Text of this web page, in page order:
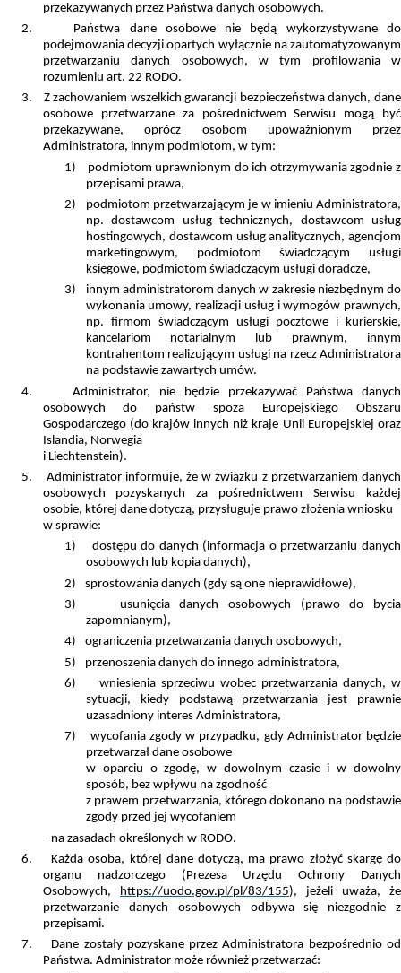
przekazywanych przez Państwa danych osobowych.
2.
Państwa dane osobowe nie będą wykorzystywane do
podejmowania decyzji opartych wyłącznie na zautomatyzowanym
przetwarzaniu danych osobowych, w tym profilowania w
rozumieniu art. 22 RODO.
3.
Z zachowaniem wszelkich gwarancji bezpieczeństwa danych, dane
osobowe przetwarzane za pośrednictwem Serwisu mogą być
przekazywane, oprócz osobom upoważnionym przez
Administratora, innym podmiotom, w tym:
1)
podmiotom uprawnionym do ich otrzymywania zgodnie z
przepisami prawa,
2)
podmiotom przetwarzającym je w imieniu Administratora,
np. dostawcom usług technicznych, dostawcom usług
hostingowych, dostawcom usług analitycznych, agencjom
marketingowym, podmiotom świadczącym usługi
księgowe, podmiotom świadczącym usługi doradcze,
3)
innym administratorom danych w zakresie niezbędnym do
wykonania umowy, realizacji usług i wymogów prawnych,
np. firmom świadczącym usługi pocztowe i kurierskie,
kancelariom notarialnym lub prawnym, innym
kontrahentom realizującym usługi na rzecz Administratora
na podstawie zawartych umów.
4.
Administrator, nie będzie przekazywać Państwa danych
osobowych do państw spoza Europejskiego Obszaru
Gospodarczego (do krajów innych niż kraje Unii Europejskiej oraz
Islandia, Norwegia
i Liechtenstein).
5.
Administrator informuje, że w związku z przetwarzaniem danych
osobowych pozyskanych za pośrednictwem Serwisu każdej
osobie, której dane dotyczą, przysługuje prawo złożenia wniosku
w sprawie:
1)
dostępu do danych (informacja o przetwarzaniu danych
osobowych lub kopia danych),
2)
sprostowania danych (gdy są one nieprawidłowe),
3)
usunięcia danych osobowych (prawo do bycia
zapomnianym),
4)
ograniczenia przetwarzania danych osobowych,
5)
przenoszenia danych do innego administratora,
6)
wniesienia sprzeciwu wobec przetwarzania danych, w
sytuacji, kiedy podstawą przetwarzania jest prawnie
uzasadniony interes Administratora,
7)
wycofania zgody w przypadku, gdy Administrator będzie
przetwarzał dane osobowe
w oparciu o zgodę, w dowolnym czasie i w dowolny
sposób, bez wpływu na zgodność
z prawem przetwarzania, którego dokonano na podstawie
zgody przed jej wycofaniem
– na zasadach określonych w RODO.
6.
Każda osoba, której dane dotyczą, ma prawo złożyć skargę do
organu nadzorczego (Prezesa Urzędu Ochrony Danych
Osobowych,
https://uodo.gov.pl/pl/83/155), jeżeli uważa, że
przetwarzanie danych osobowych odbywa się niezgodnie z
przepisami.
7.
Dane zostały pozyskane przez Administratora bezpośrednio od
Państwa. Administrator może również przetwarzać: